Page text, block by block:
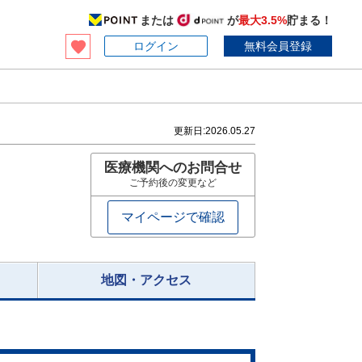
または が最大3.5%貯まる！
ログイン
無料会員登録
更新日:2026.05.27
医療機関へのお問合せ
ご予約後の変更など
マイページで確認
地図・アクセス